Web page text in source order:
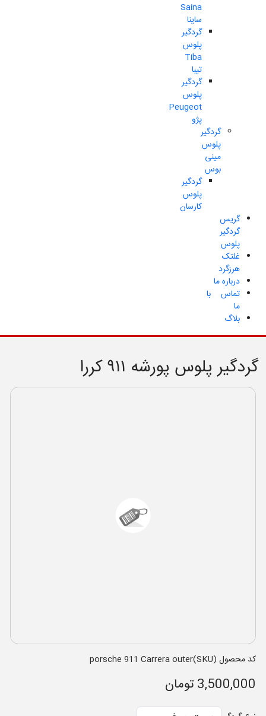
Saina
ساینا
گردگیر
پلوس
Tiba
تیبا
گردگیر
پلوس
Peugeot
پژو
گردگیر
پلوس
مینی
بوس
گردگیر
پلوس
کارسان
گریس
گردگیر
پلوس
غلتک
هرزگرد
درباره ما
تماس با
ما
بلاگ
گردگیر پلوس پورشه ۹۱۱ کررا
کد محصول (SKU)porsche 911 Carrera outer
3,500,000 تومان